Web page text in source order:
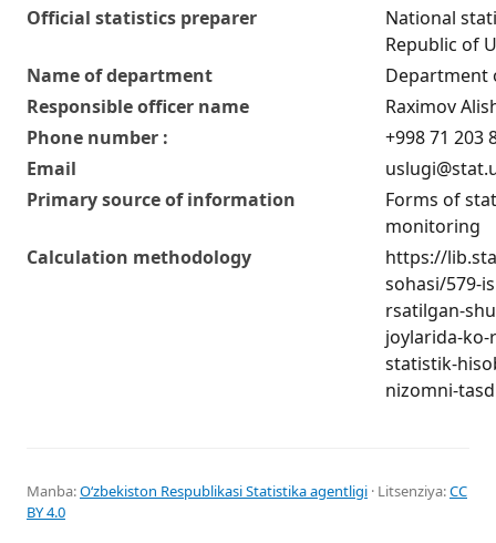
Official statistics preparer
National
Republic of
Name of department
Department
Responsible officer name
Raximov
Phone number :
+998 71 203
Email
Primary source of information
Forms of
monitoring
Calculation methodology
https://
sohasi/579-
rsatilgan-
joylarida-
statistik-
nizomni-
Manba:Oʻzbekiston Respublikasi Statistika agentligi · Litsenziya:CC
BY 4.0